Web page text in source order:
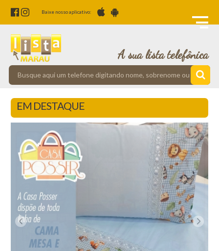
Baixe nosso aplicativo:
A sua lista telefônica
EM DESTAQUE